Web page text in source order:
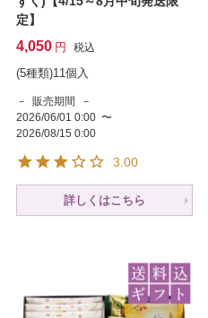
定】
4,050 税込
(5種類)11個入
販売期間
2026/06/01 0:00 〜
2026/08/15 0:00
3.00
詳しくはこちら